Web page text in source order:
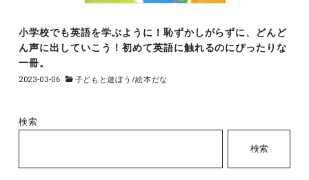
小学校でも英語を学ぶように！恥ずかしがらずに、どんど
ん声に出していこう！初めて英語に触れるのにぴったりな
一冊。
2023-03-06 子どもと遊ぼう /絵本だな
検索
検索